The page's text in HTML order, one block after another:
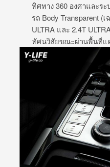
ทิศทาง 360 องศาและร
รถ Body Transparent (
ULTRA และ 2.4T
ทัศนวิสัยขณะผ่านพื้นที่แ